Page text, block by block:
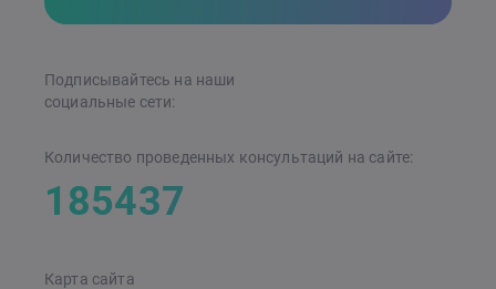
Карта сайта
Подписывайтесь на наши
cоциальные сети:
Количество проведенных консультаций на сайте:
185437